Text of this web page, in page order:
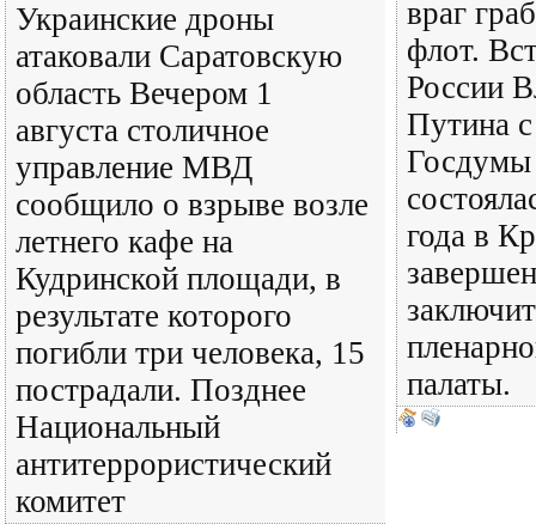
Украинские дроны
атаковали Саратовскую
область Вечером 1
августа столичное
управление МВД
сообщило о взрыве возле
летнего кафе на
Кудринской площади, в
результате которого
погибли три человека, 15
пострадали. Позднее
Национальный
антитеррористический
комитет
враг
флот.
России
Путина
года в
палаты.